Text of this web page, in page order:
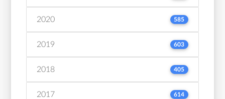
2020 585
2019 603
2018 405
2017 614